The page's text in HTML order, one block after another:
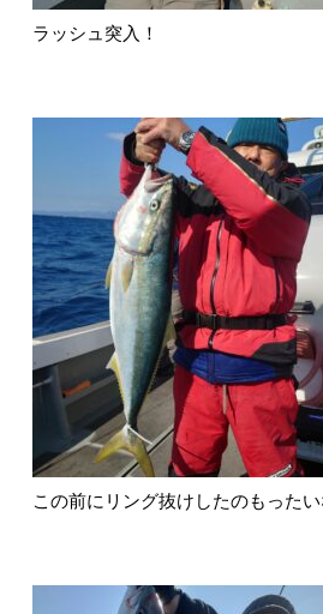
ラッシュ突入！
この前にリング抜けしたのもったい